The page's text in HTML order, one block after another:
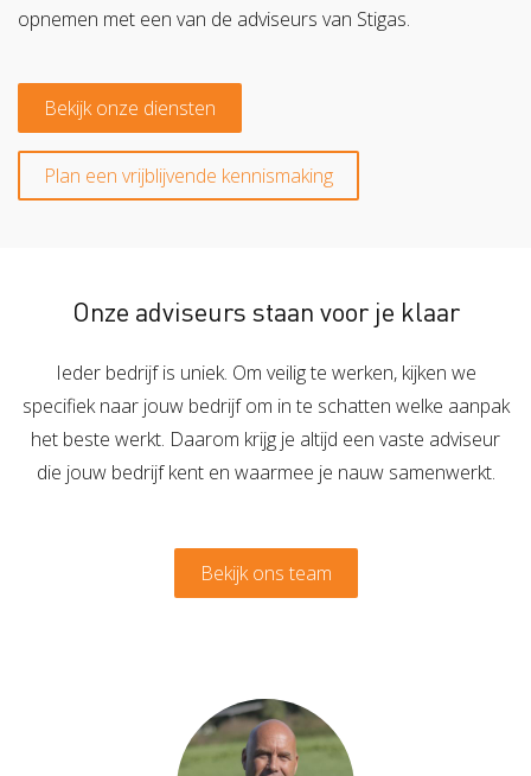
opnemen met een van de adviseurs van Stigas.
Bekijk onze diensten
Plan een vrijblijvende kennismaking
Onze adviseurs staan voor je klaar
Ieder bedrijf is uniek. Om veilig te werken, kijken we
specifiek naar jouw bedrijf om in te schatten welke aanpak
het beste werkt. Daarom krijg je altijd een vaste adviseur
die jouw bedrijf kent en waarmee je nauw samenwerkt.
Bekijk ons team